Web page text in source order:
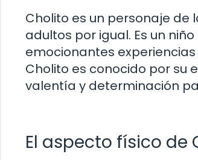
Cholito es un personaje de
adultos por igual. Es un
emocionantes
Cholito es conocido por su
valentía y determinación
El aspecto físico de